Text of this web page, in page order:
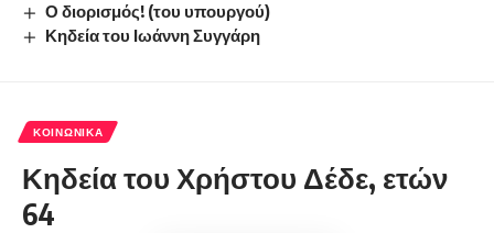
Ο διορισμός! (του υπουργού)
Κηδεία του Ιωάννη Συγγάρη
ΚΟΙΝΩΝΙΚΆ
Κηδεία του Χρήστου Δέδε, ετών
64